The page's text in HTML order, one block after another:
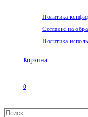
Политика
Согласие на
Политика
Корзина
0
Переключить